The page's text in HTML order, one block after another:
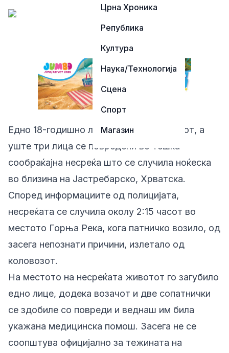
Црна Хроника
Република
Култура
Наука/Технологија
Сцена
Спорт
Магазин
Едно 18-годишно лице го загуби животот, а
уште три лица се повредени во тешка
сообраќајна несреќа што се случила ноќеска
во близина на Јастребарско, Хрватска.
Според информациите од полицијата,
несреќата се случила околу 2:15 часот во
местото Горња Река, кога патничко возило, од
засега непознати причини, излетало од
коловозот.
На местото на несреќата животот го загубило
едно лице, додека возачот и две сопатнички
се здобиле со повреди и веднаш им била
укажана медицинска помош. Засега не се
соопштува официјално за тежината на